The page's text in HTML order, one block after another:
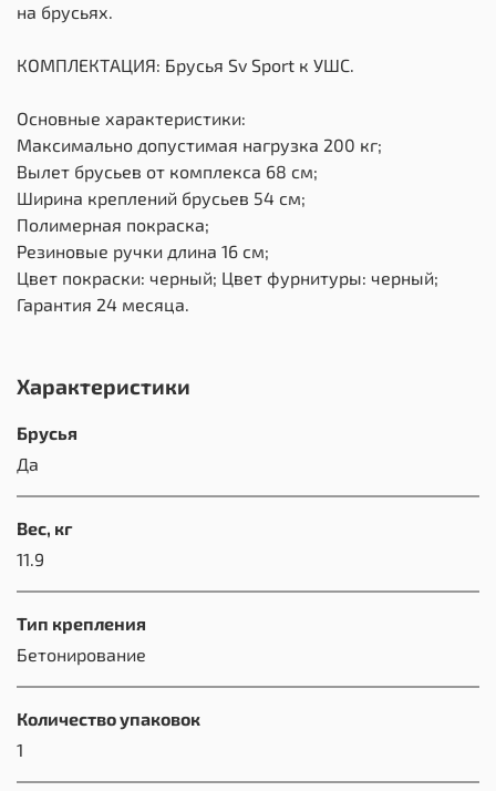
на брусьях.
КОМПЛЕКТАЦИЯ: Брусья Sv Sport к УШС.
Основные характеристики:
Максимально допустимая нагрузка 200 кг;
Вылет брусьев от комплекса 68 см;
Ширина креплений брусьев 54 см;
Полимерная покраска;
Резиновые ручки длина 16 см;
Цвет покраски: черный; Цвет фурнитуры: черный;
Гарантия 24 месяца.
Характеристики
Брусья
Да
Вес, кг
11.9
Тип крепления
Бетонирование
Количество упаковок
1